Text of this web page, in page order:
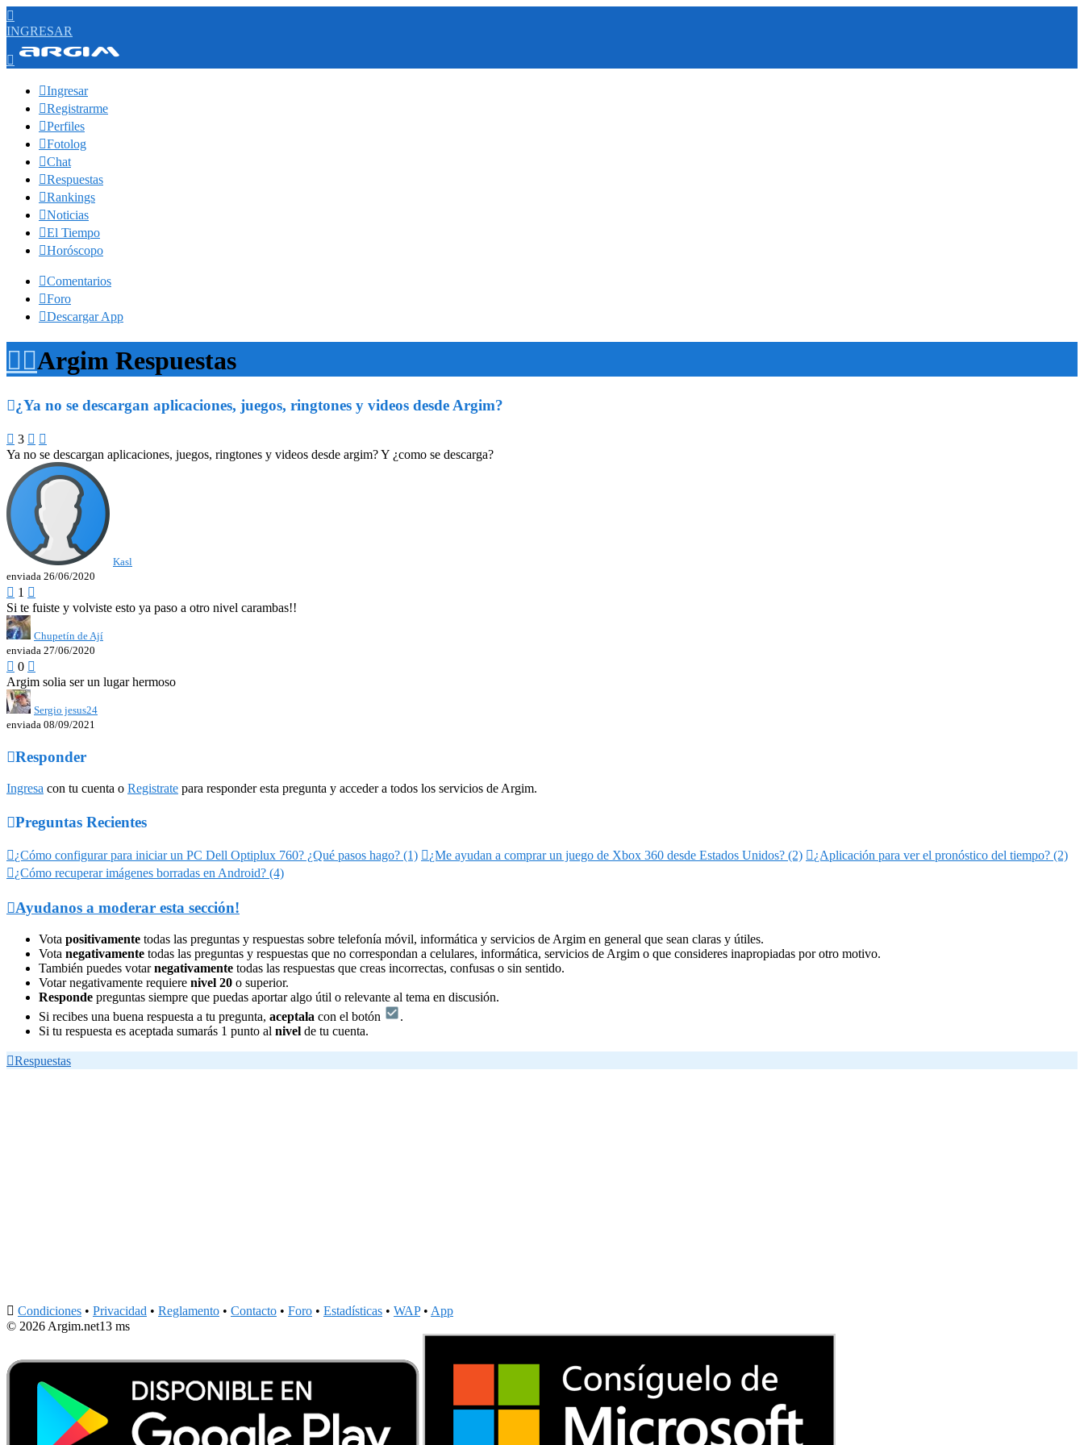

INGRESAR

Ingresar
Registrarme
Perfiles
Fotolog
Chat
Respuestas
Rankings
Noticias
El Tiempo
Horóscopo
Comentarios
Foro
Descargar App
Argim Respuestas
¿Ya no se descargan aplicaciones, juegos, ringtones y videos desde Argim?
 3  
Ya no se descargan aplicaciones, juegos, ringtones y videos desde argim? Y ¿como se descarga?
Kasl
enviada 26/06/2020
 1 
Si te fuiste y volviste esto ya paso a otro nivel carambas!!
Chupetín de Ají
enviada 27/06/2020
 0 
Argim solia ser un lugar hermoso
Sergio jesus24
enviada 08/09/2021
Responder
Ingresa con tu cuenta o Registrate para responder esta pregunta y acceder a todos los servicios de Argim.
Preguntas Recientes
¿Cómo configurar para iniciar un PC Dell Optiplux 760? ¿Qué pasos hago? (1) ¿Me ayudan a comprar un juego de Xbox 360 desde Estados Unidos? (2) ¿Aplicación para ver el pronóstico del tiempo? (2)
¿Cómo recuperar imágenes borradas en Android? (4)
Ayudanos a moderar esta sección!
Vota positivamente todas las preguntas y respuestas sobre telefonía móvil, informática y servicios de Argim en general que sean claras y útiles.
Vota negativamente todas las preguntas y respuestas que no correspondan a celulares, informática, servicios de Argim o que consideres inapropiadas por otro motivo.
También puedes votarnegativamente todas las respuestas que creas incorrectas, confusas o sin sentido.
Votar negativamente requiere nivel 20 o superior.
Responde preguntas siempre que puedas aportar algo útil o relevante al tema en discusión.
Si recibes una buena respuesta a tu pregunta, aceptala con el botón
.
Si tu respuesta es aceptada sumarás 1 punto al nivel de tu cuenta.
Respuestas
 Condiciones • Privacidad • Reglamento • Contacto • Foro • Estadísticas • WAP• App
© 2026 Argim.net13 ms